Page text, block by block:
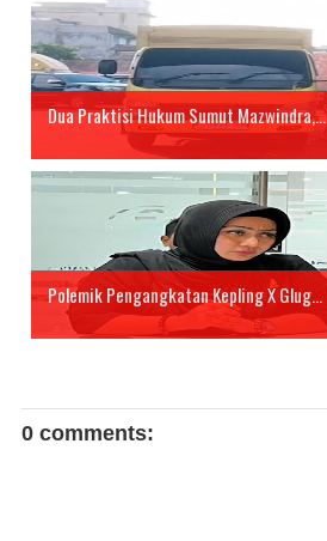
Dua Praktisi Hukum Sumut Mazwindra,...
Polemik Pengangkatan Kepling X Glug...
0 comments: